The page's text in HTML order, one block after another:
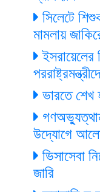
সিলেটে
মামলায়
ইসরায়েলের
ভারতে শেখ
উদ্যোগে
ভিসাসেবা
জারি